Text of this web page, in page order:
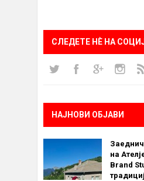
СЛЕДЕТЕ НÈ НА
НАЈНОВИ ОБЈАВИ
на
Brand